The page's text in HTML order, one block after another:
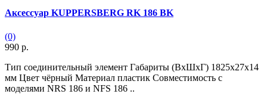
Аксессуар KUPPERSBERG RK 186 BK
(0)
990 р.
Тип соединительный элемент Габариты (ВхШхГ) 1825х27х14
мм Цвет чёрный Материал пластик Совместимость с
моделями NRS 186 и NFS 186 ..